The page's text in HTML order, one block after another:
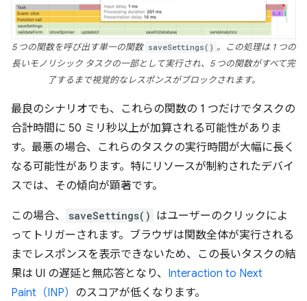
5 つの関数を呼び出す単一の関数 saveSettings() 。この処理は 1 つの
長いモノリシック タスクの一部として実行され、5 つの関数がすべて完
了するまで視覚的なレスポンスがブロックされます。
最良のシナリオでも、これらの関数の 1 つだけでタスクの
合計時間に 50 ミリ秒以上が加算される可能性がありま
す。最悪の場合、これらのタスクの実行時間が大幅に長く
なる可能性があります。特にリソースが制約されたデバイ
スでは、その傾向が顕著です。
この場合、 saveSettings() はユーザーのクリックによ
ってトリガーされます。ブラウザは関数全体が実行される
までレスポンスを表示できないため、この長いタスクの結
果は UI の遅延と無応答となり、 Interaction to Next
Paint（INP） のスコアが低くなります。